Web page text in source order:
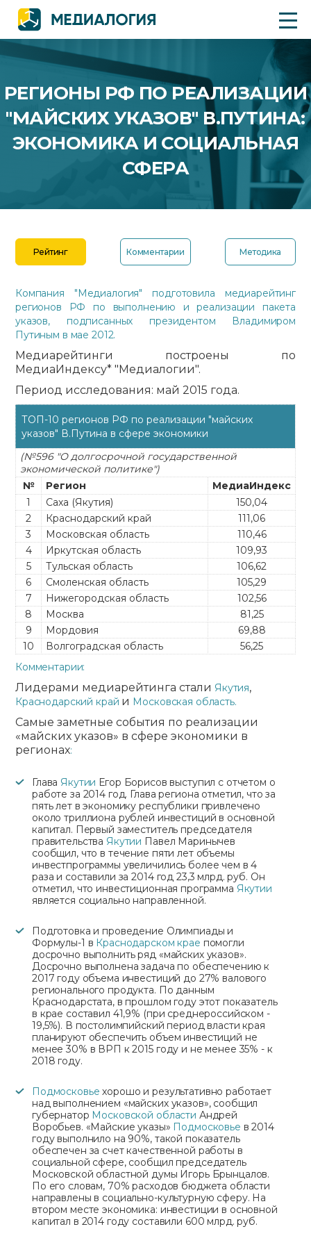
РЕГИОНЫ РФ ПО РЕАЛИЗАЦИИ
"МАЙСКИХ УКАЗОВ" В.ПУТИНА:
ЭКОНОМИКА И СОЦИАЛЬНАЯ
СФЕРА
Рейтинг Комментарии Методика
Компания "Медиалогия" подготовила медиарейтинг
регионов РФ по выполнению и реализации пакета
указов, подписанных президентом Владимиром
Путиным в мае 2012.
Медиарейтинги построены по
МедиаИндексу* "Медиалогии".
Период исследования: май 2015 года.
ТОП-10 регионов РФ по реализации "майских
указов" В.Путина в сфере экономики
(№596 "О долгосрочной государственной
экономической политике")
№
Регион
МедиаИндекс
1
Саха (Якутия)
150,04
2
Краснодарский край
111,06
3
Московская область
110,46
4
Иркутская область
109,93
5
Тульская область
106,62
6
Смоленская область
105,29
7
Нижегородская область
102,56
8
Москва
81,25
9
Мордовия
69,88
10
Волгоградская область
56,25
Комментарии:
Лидерами медиарейтинга стали Якутия,
Краснодарский край и Московская область.
Самые заметные события по реализации
«майских указов» в сфере экономики в
регионах:
Глава Якутии Егор Борисов выступил с отчетом о
работе за 2014 год. Глава региона отметил, что за
пять лет в экономику республики привлечено
около триллиона рублей инвестиций в основной
капитал. Первый заместитель председателя
правительства Якутии Павел Маринычев
сообщил, что в течение пяти лет объемы
инвестпрограммы увеличились более чем в 4
раза и составили за 2014 год 23,3 млрд. руб. Он
отметил, что инвестиционная программа Якутии
является социально направленной.
Подготовка и проведение Олимпиады и
Формулы-1 в Краснодарском крае помогли
досрочно выполнить ряд «майских указов».
Досрочно выполнена задача по обеспечению к
2017 году объема инвестиций до 27% валового
регионального продукта. По данным
Краснодарстата, в прошлом году этот показатель
в крае составил 41,9% (при среднероссийском -
19,5%). В постолимпийский период власти края
планируют обеспечить объем инвестиций не
менее 30% в ВРП к 2015 году и не менее 35% - к
2018 году.
Подмосковье хорошо и результативно работает
над выполнением «майских указов», сообщил
губернатор Московской области Андрей
Воробьев. «Майские указы» Подмосковье в 2014
году выполнило на 90%, такой показатель
обеспечен за счет качественной работы в
социальной сфере, сообщил председатель
Московской областной думы Игорь Брынцалов.
По его словам, 70% расходов бюджета области
направлены в социально-культурную сферу. На
втором месте экономика: инвестиции в основной
капитал в 2014 году составили 600 млрд. руб.